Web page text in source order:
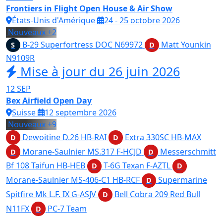
Frontiers in Flight Open House & Air Show
États-Unis d'Amérique
24 - 25 octobre 2026
Nouveaux+2
S B-29 Superfortress DOC N69972 D
Matt Younkin
N9109R
Mise à jour du 26 juin 2026
12SEP
Bex Airfield Open Day
Suisse
12 septembre 2026
Nouveaux+9
D Dewoitine D.26 HB-RAI D Extra 330SC HB-MAX
D Morane-Saulnier MS.317 F-HCJD D
Messerschmitt
Bf 108 Taifun HB-HEB D T-6G Texan F-AZTL D
Morane-Saulnier MS-406-C1 HB-RCF D
Supermarine
Spitfire Mk L.F. IX G-ASJV D
Bell Cobra 209 Red Bull
N11FX
D
PC-7 Team